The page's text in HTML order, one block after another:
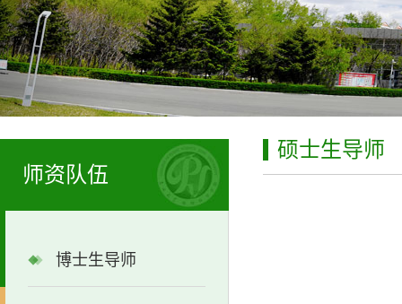
师资队伍
博士生导师
硕士生导师